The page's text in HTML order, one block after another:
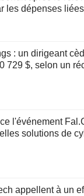
les dépenses
: un dirigeant
729 $, selon un
l'événement
solutions de
appellent à un